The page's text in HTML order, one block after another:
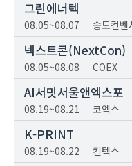
그린에너텍
08.05~08.07 송도컨벤
넥스트콘(NextCon)
08.05~08.08 COEX
AI서밋서울앤엑스포
08.19~08.21 코엑스
K-PRINT
08.19~08.22 킨텍스